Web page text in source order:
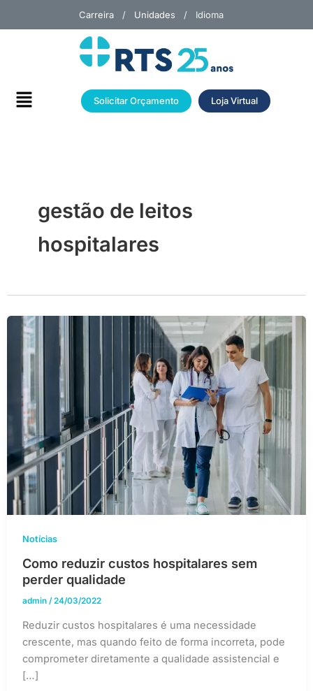
Carreira / Unidades / Idioma
Menu Solicitar Orçamento Loja Virtual
gestão de leitos
hospitalares
Notícias
Como reduzir custos hospitalares sem
perder qualidade
admin /24/03/2022
Reduzir custos hospitalares é uma necessidade
crescente, mas quando feito de forma incorreta, pode
comprometer diretamente a qualidade assistencial e
[…]